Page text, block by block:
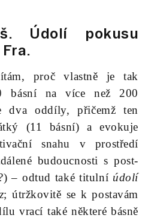
Údolí pokusu
Fra.
proč vlastně je tak
básní na více než 200
dva oddíly, přičemž ten
(11 básní) a evokuje
snahu v prostředí
budoucnosti s post-
– odtud také titulní údolí
; útržkovitě se k postavám
vrací také některé básně